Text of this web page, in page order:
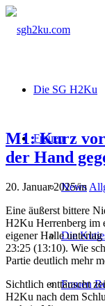
Die SG H2Ku
Frauen
News
Die
Frauen
M1: Kurz vor
der Hand
20. Januar 2025/in
Eine äußerst bittere
H2Ku Herrenberg im
eigener Halle
23:25 (13:10). Wie
Partie deutlich mehr
Sichtlich enttäuscht
H2Ku nach dem